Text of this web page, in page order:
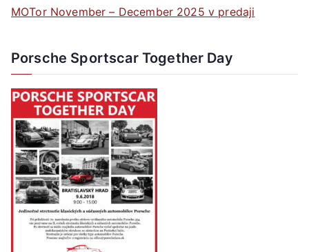
MOTor November – December 2025 v predaji
Porsche Sportscar Together Day